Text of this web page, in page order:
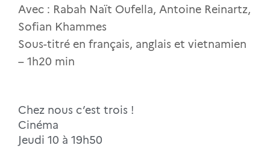
Avec : Rabah Naït Oufella, Antoine Reinartz,
Sofian Khammes
Sous-titré en français, anglais et vietnamien
– 1h20 min
Chez nous c’est trois !
Cinéma
Jeudi 10 à 19h50